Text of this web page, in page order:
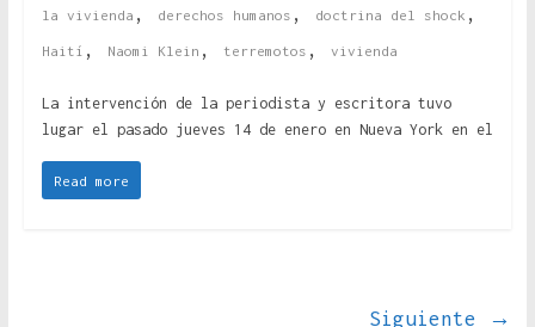
la vivienda , derechos humanos , doctrina del shock ,
Haití , Naomi Klein , terremotos , vivienda
La intervención de la periodista y escritora tuvo
lugar el pasado jueves 14 de enero en Nueva York en el
Read more
Siguiente →